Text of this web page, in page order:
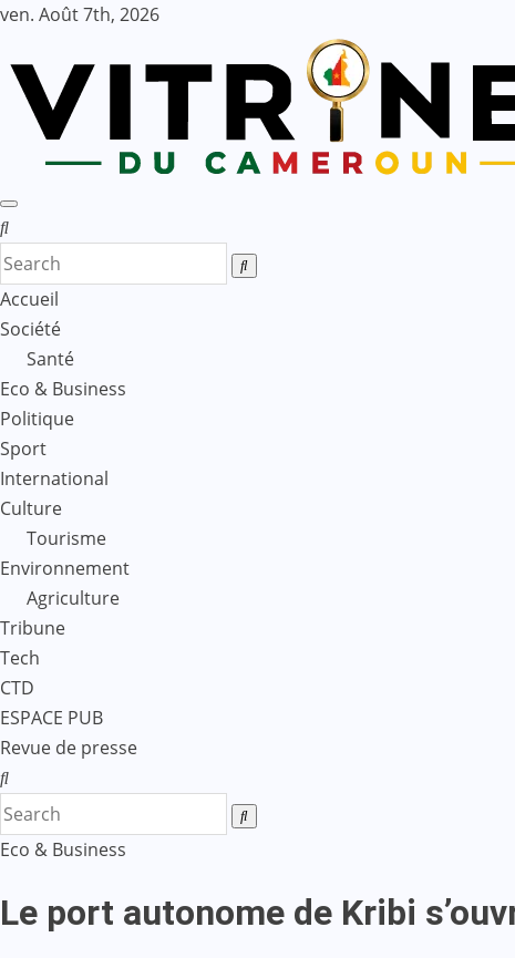
Skip
content
ven. Août 7th, 2026
Accueil
Société
Santé
Eco & Business
Politique
Sport
International
Culture
Tourisme
Environnement
Agriculture
Tribune
Tech
CTD
ESPACE PUB
Revue de presse
Eco & Business
Le port autonome de Kribi